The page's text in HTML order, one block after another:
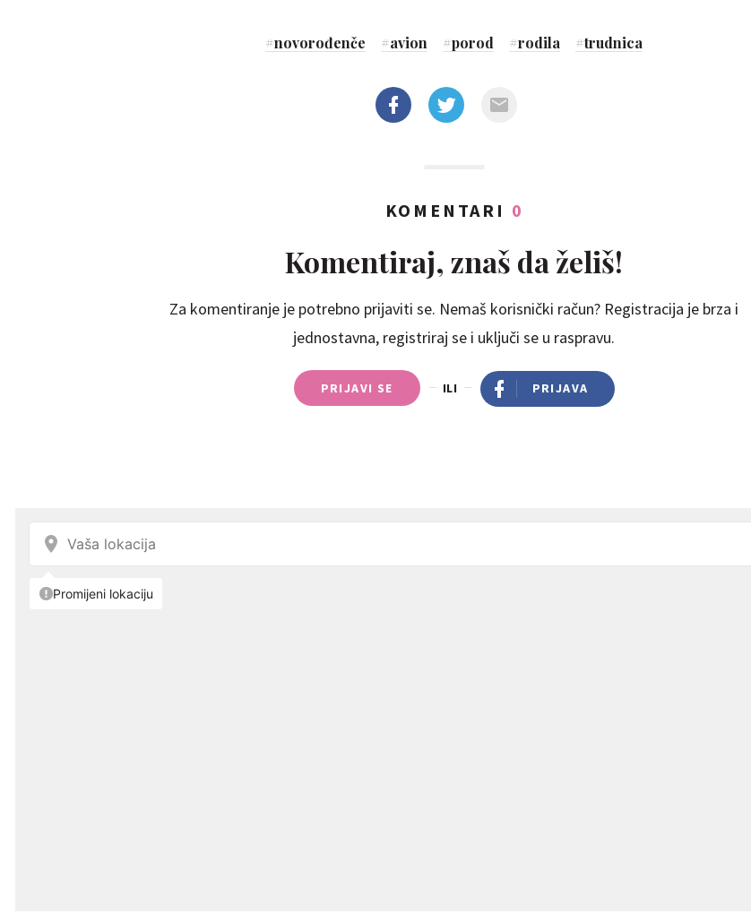
#novorođenče #avion #porod #rodila #trudnica
KOMENTARI 0
Komentiraj, znaš da želiš!
Za komentiranje je potrebno prijaviti se. Nemaš korisnički račun? Registracija je brza i
jednostavna, registriraj se i uključi se u raspravu.
PRIJAVI SE ILI PRIJAVA